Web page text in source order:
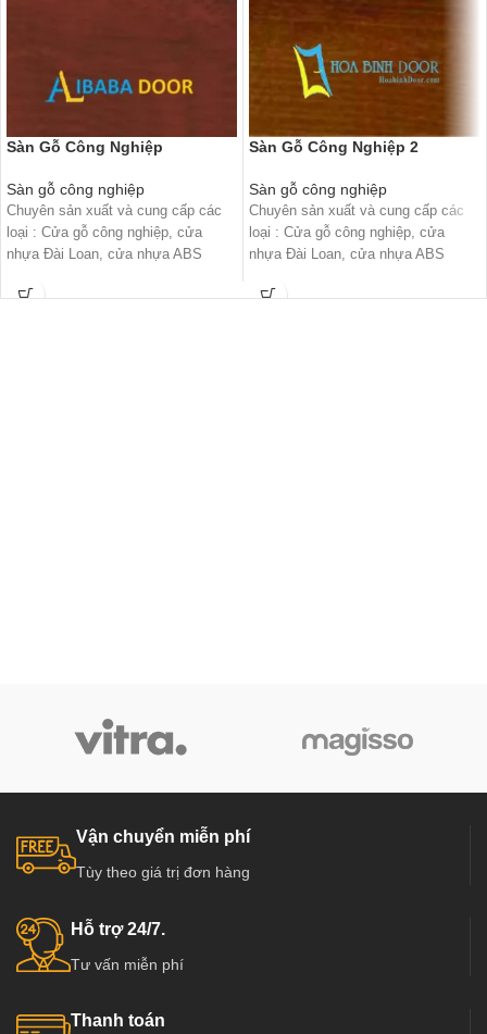
Sàn Gỗ Công Nghiệp
Sàn gỗ công nghiệp
Chuyên sản xuất và cung cấp các
loại : Cửa gỗ công nghiệp, cửa
nhựa Đài Loan, cửa nhựa ABS
Sàn Gỗ Công Nghiệp 2
Sàn gỗ công nghiệp
Chuyên sản xuất và cung cấp các
loại : Cửa gỗ công nghiệp, cửa
nhựa Đài Loan, cửa nhựa ABS
Vận chuyển miễn phí
Tùy theo giá trị đơn hàng
Hỗ trợ 24/7.
Tư vấn miễn phí
Thanh toán